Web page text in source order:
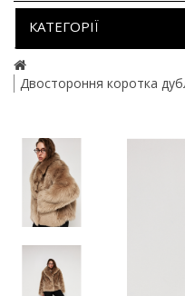
КАТЕГОРІЇ
Двостороння коротка